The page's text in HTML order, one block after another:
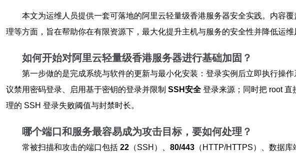
本文为运维人员提供一套可落地的阿里云轻量级香港服务器安全实践。内容
理等方面，旨在帮助你在有限资源下，最大化提升主机与服务的安全性并降低运维
如何开始对阿里云轻量级香港服务器进行基础加固？
第一步做的是完成系统与软件的更新与最小化安装：登录实例后立即执行操
议禁用密码登录、启用基于密钥的登录并限制 SSH安全 登录来源；同时把 root
理的 SSH 登录失败阈值与封禁时长。
哪个端口和服务最容易成为攻击目标，要如何处理？
常被扫描和攻击的端口包括 22 （SSH）、 80/443 （HTTP/HTTPS）、数据